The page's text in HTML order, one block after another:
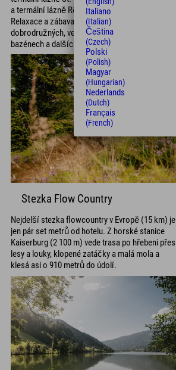
a termální lázně Römerbad jen pár kroků odtud.
Relaxace a zábava se rozprostírají ve wellness,
dobrodružných, venkovních a batolatých
bazénech a dalších.
Stezka Flow Country
Nejdelší stezka flowcountry v Evropě (15 km) je
jen pár set metrů od hotelu. Z horské stanice
Kaiserburg (2 100 m) vede trasa po hřebeni přes
lesy a louky, klopené zatáčky a malá mola a
klesá asi o 910 metrů do údolí.
Italiano
(Italian)
Čeština
(Czech)
Polski
(Polish)
Magyar
(Hungarian)
Nederlands
(Dutch)
Français
(French)